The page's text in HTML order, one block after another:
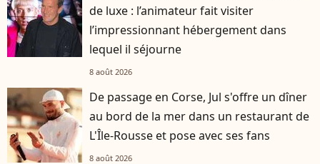
de luxe : l’animateur fait visiter
l’impressionnant hébergement dans
lequel il séjourne
8 août 2026
De passage en Corse, Jul s'offre un dîner
au bord de la mer dans un restaurant de
L'Île-Rousse et pose avec ses fans
8 août 2026